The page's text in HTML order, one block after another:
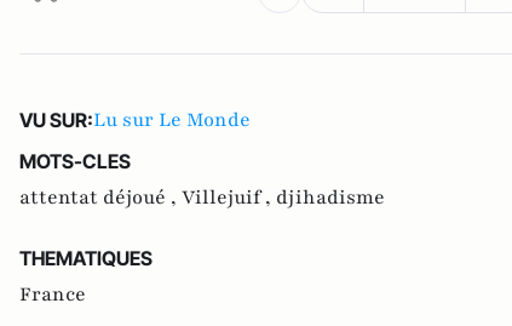
VU SUR:Lu sur Le Monde
MOTS-CLES
attentat déjoué , Villejuif , djihadisme
THEMATIQUES
France